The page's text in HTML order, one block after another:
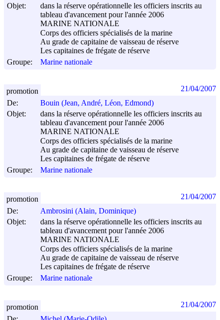
Objet:
dans la réserve opérationnelle les officiers inscrits au
tableau d'avancement pour l'année 2006
MARINE NATIONALE
Corps des officiers spécialisés de la marine
Au grade de capitaine de vaisseau de réserve
Les capitaines de frégate de réserve
Groupe:
Marine nationale
De:
Bouin (Jean, André, Léon, Edmond)
Objet:
dans la réserve opérationnelle les officiers inscrits au
tableau d'avancement pour l'année 2006
MARINE NATIONALE
Corps des officiers spécialisés de la marine
Au grade de capitaine de vaisseau de réserve
Les capitaines de frégate de réserve
Groupe:
Marine nationale
promotion 21/04/2007
De:
Ambrosini (Alain, Dominique)
Objet:
dans la réserve opérationnelle les officiers inscrits au
tableau d'avancement pour l'année 2006
MARINE NATIONALE
Corps des officiers spécialisés de la marine
Au grade de capitaine de vaisseau de réserve
Les capitaines de frégate de réserve
Groupe:
Marine nationale
promotion 21/04/2007
promotion 21/04/2007